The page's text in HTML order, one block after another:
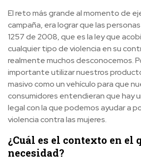
El reto más grande al momento de
campaña, era lograr que las
1257 de 2008, que es la ley que
cualquier tipo de violencia en su
realmente muchos desconocemos.
importante utilizar nuestros
masivo como un vehículo para que
consumidores entendieran que hay
legal con la que podemos ayudar a
violencia contra las mujeres.
¿Cuál es el contexto en el
necesidad?